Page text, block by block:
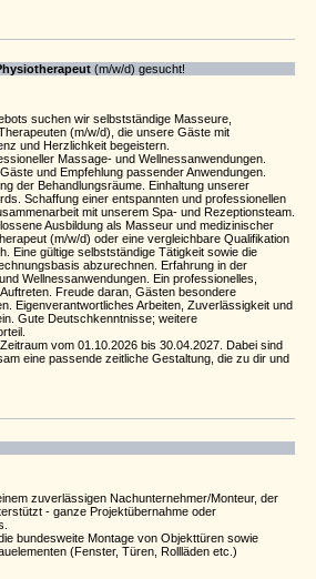
(m/w/d) gesucht!
suchen wir selbstständige Masseure,
(m/w/d), die unsere Gäste mit
und Herzlichkeit begeistern.
Massage- und Wellnessanwendungen.
und Empfehlung passender Anwendungen.
der Behandlungsräume. Einhaltung unserer
Schaffung einer entspannten und professionellen
mit unserem Spa- und Rezeptionsteam.
Ausbildung als Masseur und medizinischer
(m/w/d) oder eine vergleichbare Qualifikation
Eine gültige selbstständige Tätigkeit sowie die
abzurechnen. Erfahrung in der
Wellnessanwendungen. Ein professionelles,
Freude daran, Gästen besondere
Eigenverantwortliches Arbeiten, Zuverlässigkeit und
Gute Deutschkenntnisse; weitere
vom 01.10.2026 bis 30.04.2027. Dabei sind
eine passende zeitliche Gestaltung, die zu dir und
zuverlässigen Nachunternehmer/Monteur, der
- ganze Projektübernahme oder
bundesweite Montage von Objekttüren sowie
(Fenster, Türen, Rollläden etc.)